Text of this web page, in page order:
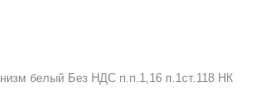
белый Без НДС п.п.1,16 п.1ст.118 НК